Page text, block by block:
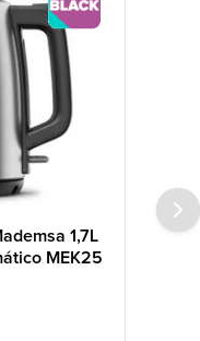
1,7L
MEK25